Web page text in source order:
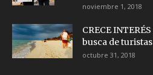
noviembre 1, 2018
CRECE
busca de
octubre 31, 2018